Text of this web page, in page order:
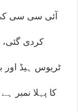
آئی سی سی کی
کردی گئی،
ٹریوس ہیڈ اور
کا پہلا نمبر